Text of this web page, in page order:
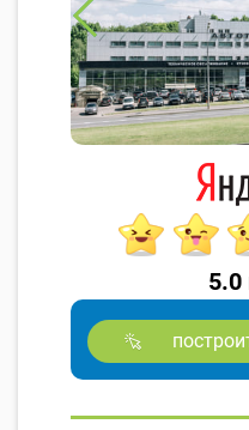
5.0